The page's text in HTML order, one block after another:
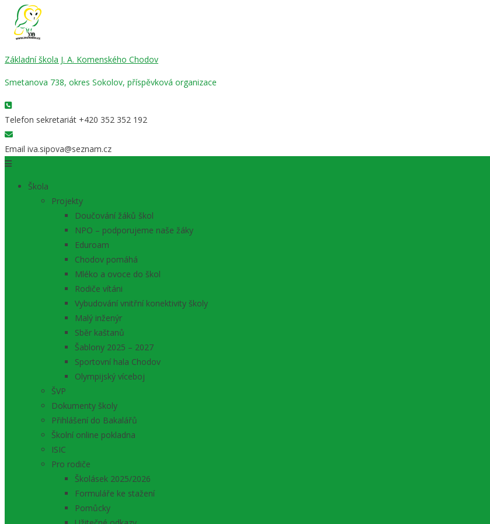
Základní škola J. A. Komenského Chodov
Smetanova 738, okres Sokolov, příspěvková organizace
Telefon sekretariát +420 352 352 192
Email iva.sipova@seznam.cz
Škola
Projekty
Doučování žáků škol
NPO – podporujeme naše žáky
Eduroam
Chodov pomáhá
Mléko a ovoce do škol
Rodiče vítáni
Vybudování vnitřní konektivity školy
Malý inženýr
Sběr kaštanů
Šablony 2025 – 2027
Sportovní hala Chodov
Olympijský víceboj
ŠVP
Dokumenty školy
Přihlášení do Bakalářů
Školní online pokladna
ISIC
Pro rodiče
Školásek 2025/2026
Formuláře ke stažení
Pomůcky